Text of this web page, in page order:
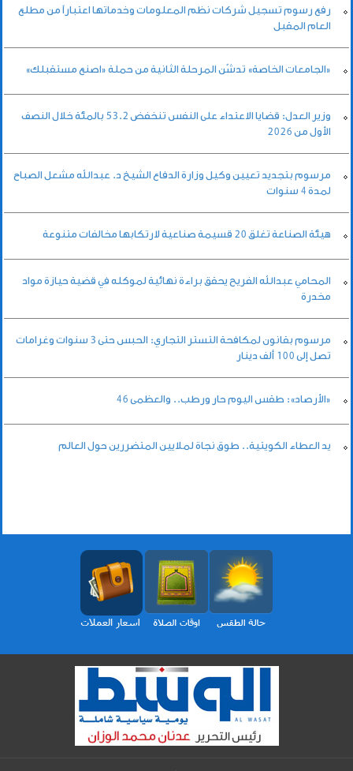
رفع رسوم تسجيل شركات نظم المعلومات وخدماتها اعتباراً من مطلع
العام المقبل
«الجامعات الخاصة» تدشّن المرحلة الثانية من حملة «اصنع مستقبلك»
وزير العدل: قضايا الاعتداء على النفس تنخفض 53.2 بالمئة خلال النصف
الأول من 2026
مرسوم بتجديد تعيين وكيل وزارة الدفاع الشيخ د. عبدالله مشعل الصباح
لمدة 4 سنوات
هيئة الصناعة تغلق 20 قسيمة صناعية لارتكابها مخالفات متنوعة
المحامي عبدالله الفريح يحقق براءة نهائية لموكله في قضية حيازة مواد
مخدرة
مرسوم بقانون لمكافحة التستر التجاري: الحبس حتى 3 سنوات وغرامات
تصل إلى 100 ألف دينار
«الأرصاد»: طقس اليوم حار ورطب.. والعظمى 46
يد العطاء الكويتية.. طوق نجاة لملايين المتضررين حول العالم